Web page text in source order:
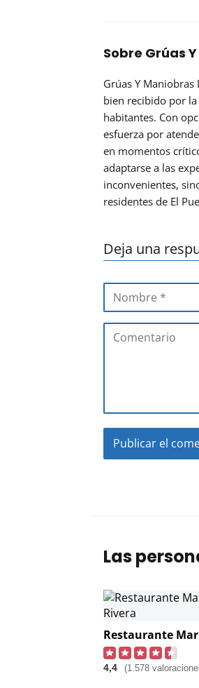
Sobre Grúas
Grúas Y
bien recibido por
habitantes. Con
esfuerza por
en momentos
adaptarse a las
inconvenientes,
residentes de El
Deja una
Las
4,4 (1.578